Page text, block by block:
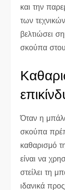
και την
των
βελτιώσει
σκούπα
Όταν η
σκούπα
καθαρισμό
είναι να
στείλει τη
ιδανικά